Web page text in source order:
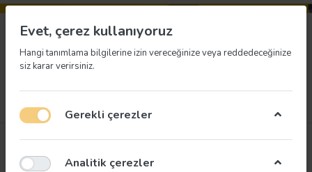
Evet, çerez kullanıyoruz
Hangi tanımlama bilgilerine izin vereceğinize veya reddedeceğinize
siz karar verirsiniz.
Gerekli çerezler
Analitik çerezler